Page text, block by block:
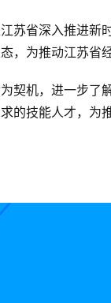
苏省深入推进新
，为推动江苏省
契机，进一步了
的技能人才，为